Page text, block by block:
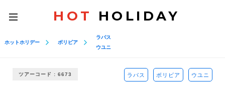
toggle
navigation
HOT HOLIDAY
ホットホリデー ボリビア
ラパス
ウユニ
ツアーコード : 6673 ラパス ボリビア ウユニ